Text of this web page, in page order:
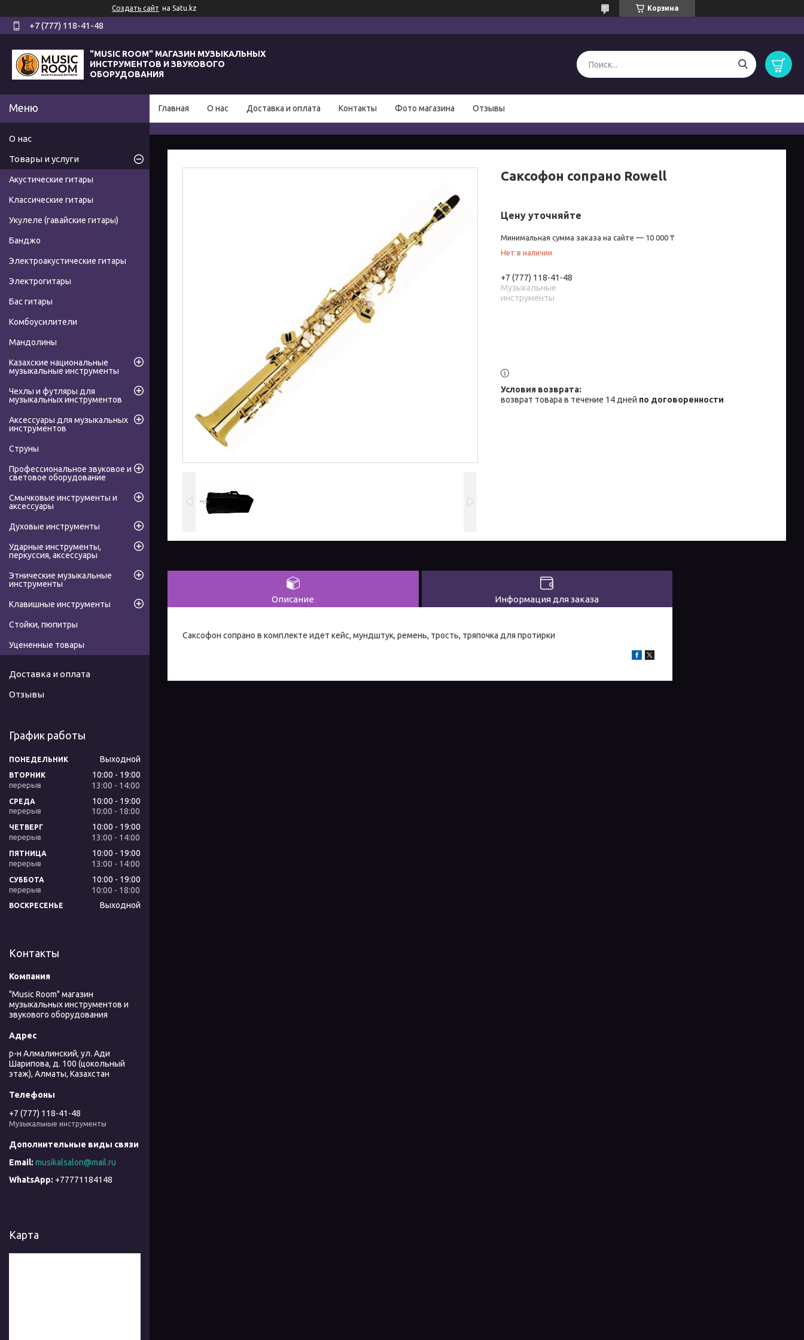
Создать сайт на Satu.kz Корзина
+7 (777) 118-41-48
"MUSIC ROOM" МАГАЗИН МУЗЫКАЛЬНЫХ
ИНСТРУМЕНТОВ И ЗВУКОВОГО
ОБОРУДОВАНИЯ
Главная О нас Доставка и оплата Контакты Фото магазина Отзывы
Саксофон сопрано Rowell
Цену уточняйте
Минимальная сумма заказа на сайте — 10 000 ₸
Нет в наличии
+7 (777) 118-41-48
Музыкальные
инструменты
возврат товара в течение 14 дней по договоренности
Описание Информация для заказа
Саксофон сопрано в комплекте идет кейс, мундштук, ремень, трость, тряпочка для протирки
О нас
Товары и услуги
Акустические гитары
Классические гитары
Укулеле (гавайские гитары)
Банджо
Электроакустические гитары
Электрогитары
Бас гитары
Комбоусилители
Мандолины
Казахские национальные
музыкальные инструменты
Чехлы и футляры для
музыкальных инструментов
Аксессуары для музыкальных
инструментов
Струны
Профессиональное звуковое и
световое оборудование
Смычковые инструменты и
аксессуары
Духовые инструменты
Ударные инструменты,
перкуссия, аксессуары
Этнические музыкальные
инструменты
Клавишные инструменты
Стойки, пюпитры
Уцененные товары
Доставка и оплата
Отзывы
График работы
ПОНЕДЕЛЬНИК Выходной
ВТОРНИК 10:00
19:00
13:00
14:00
СРЕДА 10:00
19:00
10:00
18:00
ЧЕТВЕРГ 10:00
19:00
13:00
14:00
ПЯТНИЦА 10:00
19:00
13:00
14:00
СУББОТА 10:00
19:00
10:00
18:00
ВОСКРЕСЕНЬЕ Выходной
Контакты
"Music Room" магазин
музыкальных инструментов и
звукового оборудования
р-н Алмалинский, ул. Ади
Шарипова, д. 100 (цокольный
этаж), Алматы, Казахстан
+7 (777) 118-41-48
Музыкальные инструменты
musikalsalon@mail.ru
+77771184148
Карта